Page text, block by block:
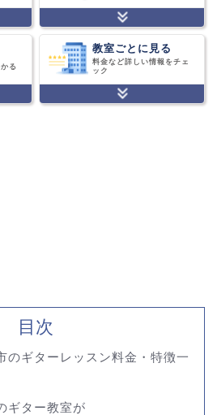
る
教室ごとに見る
料金など詳しい情報をチェ
ック
目次
のギターレッスン料金・特徴一
ギター教室が